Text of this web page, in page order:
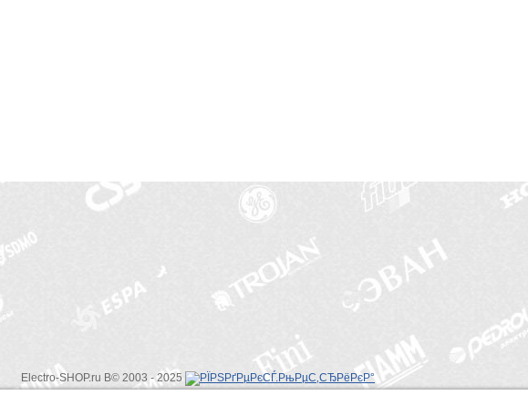
Electro-SHOP.ru В© 2003 - 2025